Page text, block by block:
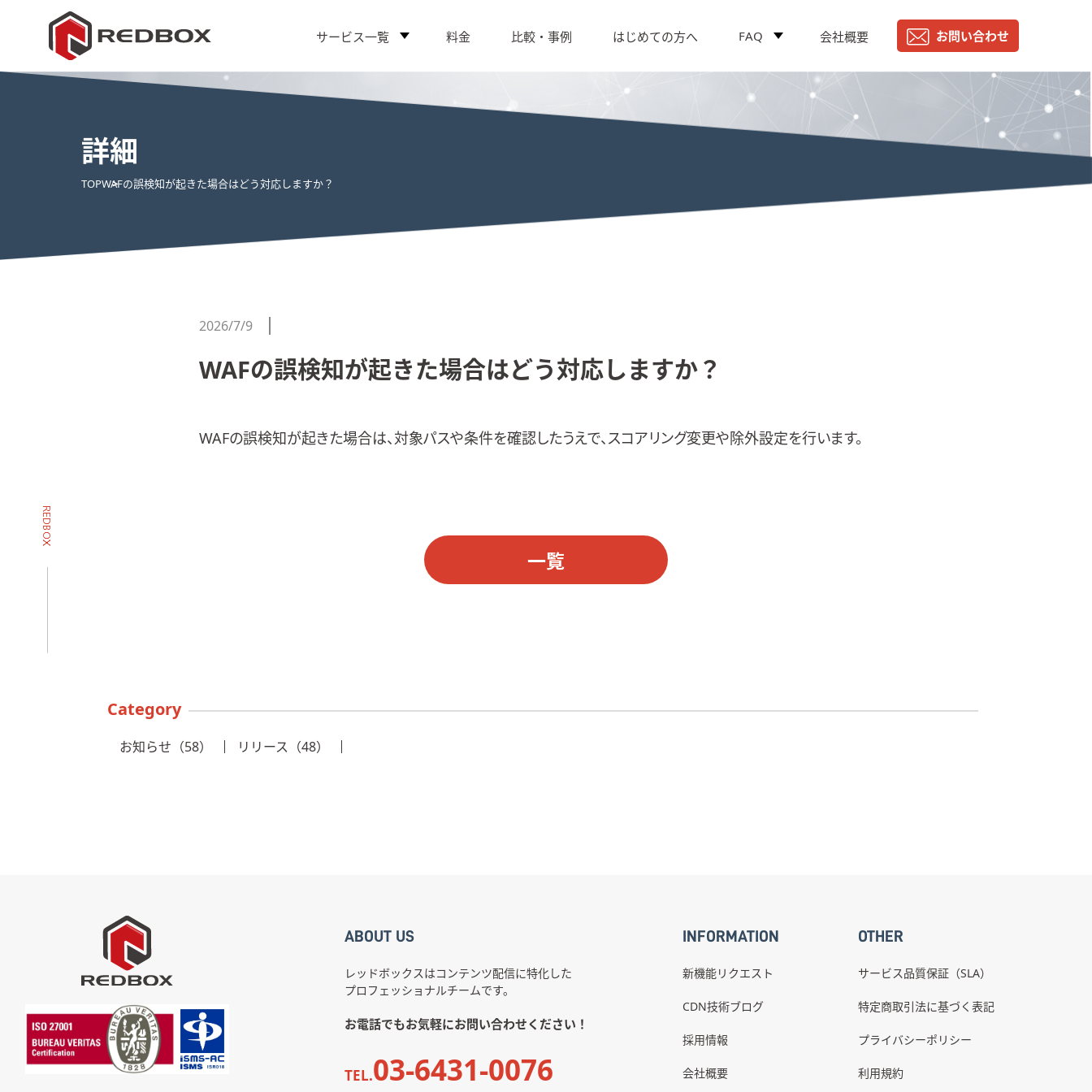
サービス一覧 料金 比較・事例 はじめての方へ FAQ 会社概要 お問い合わせ
詳細
TOPWAFの誤検知が起きた場合はどう対応しますか？
2026/7/9
WAFの誤検知が起きた場合はどう対応しますか？
WAFの誤検知が起きた場合は、対象パスや条件を確認したうえで、スコアリング変更や除外設定を行います。
一覧
Category
お知らせ（58） リリース（48）
ABOUT US
レッドボックスはコンテンツ配信に特化した
プロフェッショナルチームです。
お電話でもお気軽にお問い合わせください！
TEL.03-6431-0076
INFORMATION
新機能リクエスト
CDN技術ブログ
採用情報
会社概要
OTHER
サービス品質保証（SLA）
特定商取引法に基づく表記
プライバシーポリシー
利用規約